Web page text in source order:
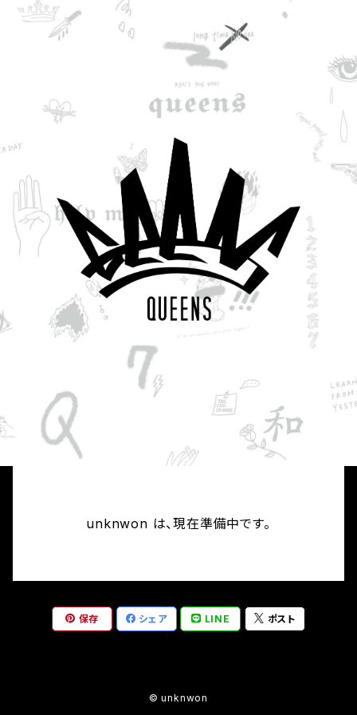
unknwon は、現在準備中です。
保存 シェア LINE ポスト
© unknwon